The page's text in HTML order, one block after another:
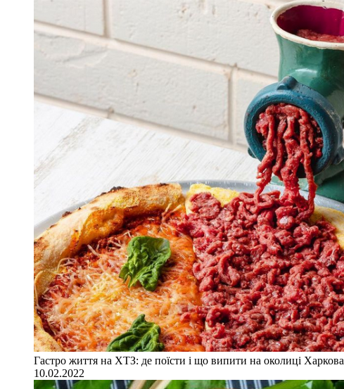
Гастро життя на ХТЗ: де поїсти і що випити на околиці Харкова
10.02.2022